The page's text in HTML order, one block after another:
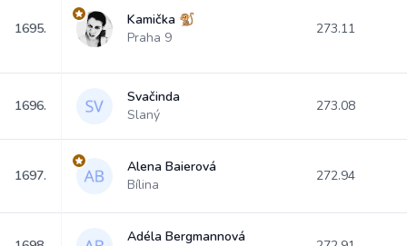
1695.
Kamička 🐒
Praha 9
273.11
1696.
Svačinda
Slaný
273.08
1697.
Alena Baierová
Bílina
272.94
Adéla Bergmannová